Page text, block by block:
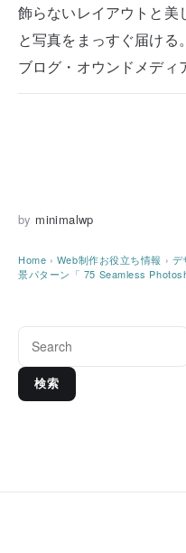
飾らないレイアウトと美
と写真をまっすぐ届ける
ブログ・オウンドメディ
by minimalwp
Home › Web制作お役立ち情報 › デ
景パターン「 75 Seamless
検索